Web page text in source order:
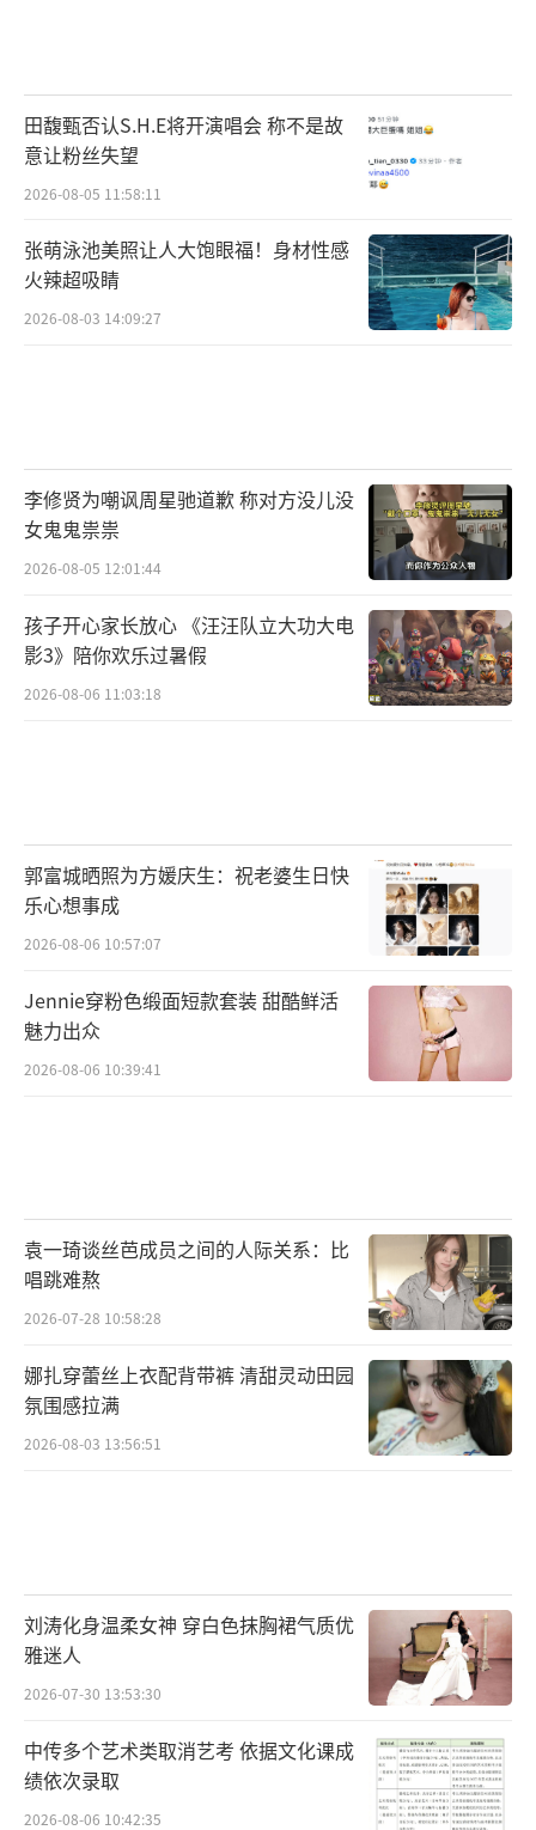
田馥甄否认S.H.E将开演唱会 称不是故
意让粉丝失望
2026-08-05 11:58:11
张萌泳池美照让人大饱眼福！身材性感
火辣超吸睛
2026-08-03 14:09:27
李修贤为嘲讽周星驰道歉 称对方没儿没
女鬼鬼祟祟
2026-08-05 12:01:44
孩子开心家长放心 《汪汪队立大功大电
影3》陪你欢乐过暑假
2026-08-06 11:03:18
郭富城晒照为方媛庆生：祝老婆生日快
乐心想事成
2026-08-06 10:57:07
Jennie穿粉色缎面短款套装 甜酷鲜活
魅力出众
2026-08-06 10:39:41
袁一琦谈丝芭成员之间的人际关系：比
唱跳难熬
2026-07-28 10:58:28
娜扎穿蕾丝上衣配背带裤 清甜灵动田园
氛围感拉满
2026-08-03 13:56:51
刘涛化身温柔女神 穿白色抹胸裙气质优
雅迷人
2026-07-30 13:53:30
中传多个艺术类取消艺考 依据文化课成
绩依次录取
2026-08-06 10:42:35